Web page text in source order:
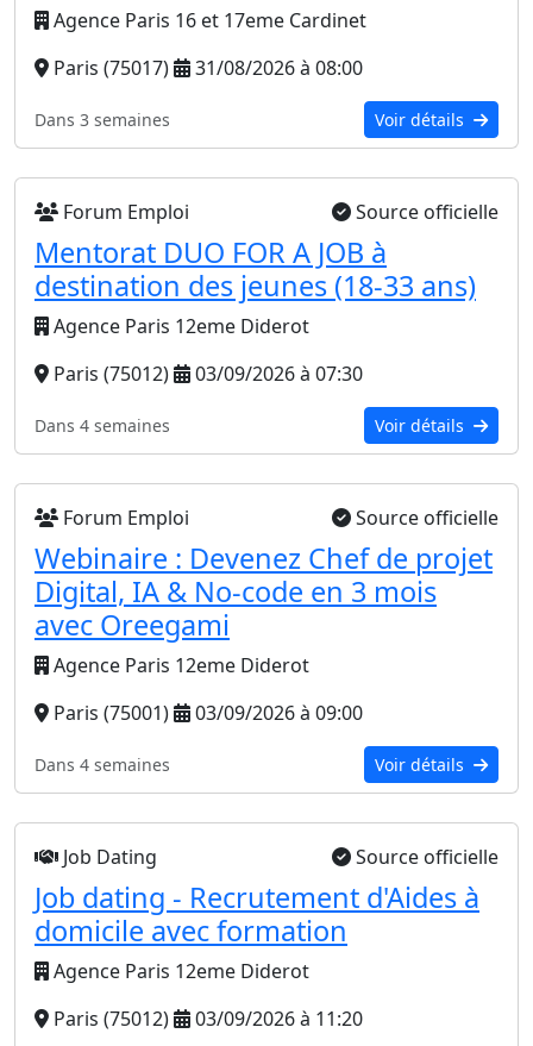
Agence Paris 16 et 17eme Cardinet
Paris (75017)
31/08/2026 à 08:00
Dans 3 semaines Voir détails
Forum Emploi Source officielle
Mentorat DUO FOR A JOB à
destination des jeunes (18-33 ans)
Agence Paris 12eme Diderot
Paris (75012)
03/09/2026 à 07:30
Dans 4 semaines Voir détails
Forum Emploi Source officielle
Webinaire : Devenez Chef de projet
Digital, IA & No-code en 3 mois
avec Oreegami
Agence Paris 12eme Diderot
Paris (75001)
03/09/2026 à 09:00
Dans 4 semaines Voir détails
Job Dating Source officielle
Job dating - Recrutement d'Aides à
domicile avec formation
Agence Paris 12eme Diderot
Paris (75012)
03/09/2026 à 11:20